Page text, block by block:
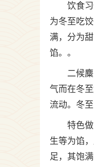
饮食
为冬至吃
满，分为
馅。。
二候
气而在冬
流动。冬
特色
生等为馅
足，其饱